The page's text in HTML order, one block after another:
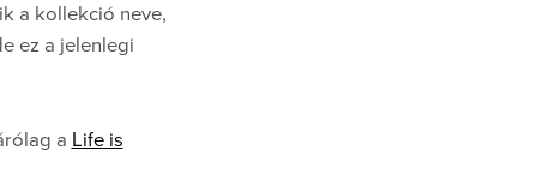
a kollekció neve,
ez a jelenlegi
a Life is